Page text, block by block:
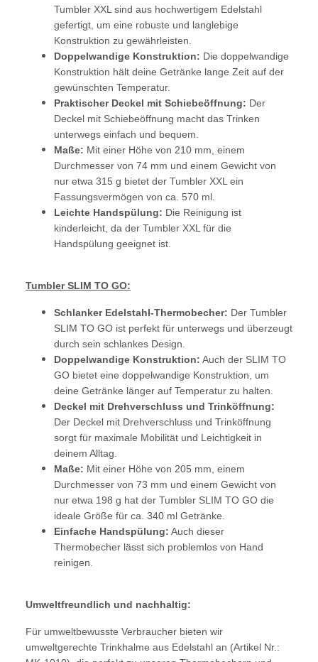
Tumbler XXL sind aus hochwertigem Edelstahl
gefertigt, um eine robuste und langlebige
Konstruktion zu gewährleisten.
Doppelwandige Konstruktion: Die doppelwandige
Konstruktion hält deine Getränke lange Zeit auf der
gewünschten Temperatur.
Praktischer Deckel mit Schiebeöffnung: Der
Deckel mit Schiebeöffnung macht das Trinken
unterwegs einfach und bequem.
Maße: Mit einer Höhe von 210 mm, einem
Durchmesser von 74 mm und einem Gewicht von
nur etwa 315 g bietet der Tumbler XXL ein
Fassungsvermögen von ca. 570 ml.
Leichte Handspülung: Die Reinigung ist
kinderleicht, da der Tumbler XXL für die
Handspülung geeignet ist.
Tumbler SLIM TO GO:
Schlanker Edelstahl-Thermobecher: Der Tumbler
SLIM TO GO ist perfekt für unterwegs und überzeugt
durch sein schlankes Design.
Doppelwandige Konstruktion: Auch der SLIM TO
GO bietet eine doppelwandige Konstruktion, um
deine Getränke länger auf Temperatur zu halten.
Deckel mit Drehverschluss und Trinköffnung:
Der Deckel mit Drehverschluss und Trinköffnung
sorgt für maximale Mobilität und Leichtigkeit in
deinem Alltag.
Maße: Mit einer Höhe von 205 mm, einem
Durchmesser von 73 mm und einem Gewicht von
nur etwa 198 g hat der Tumbler SLIM TO GO die
ideale Größe für ca. 340 ml Getränke.
Einfache Handspülung: Auch dieser
Thermobecher lässt sich problemlos von Hand
reinigen.
Umweltfreundlich und nachhaltig:
Für umweltbewusste Verbraucher bieten wir
umweltgerechte Trinkhalme aus Edelstahl an (Artikel Nr.: